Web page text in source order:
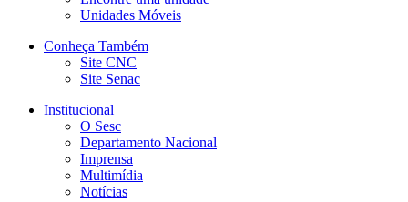
Unidades Móveis
Conheça Também
Site CNC
Site Senac
Institucional
O Sesc
Departamento Nacional
Imprensa
Multimídia
Notícias